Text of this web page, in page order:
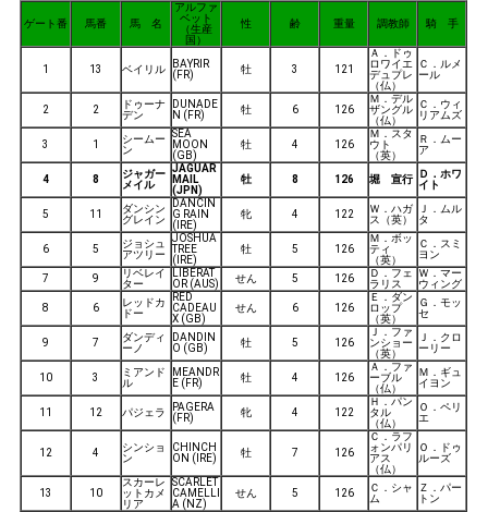
ゲート番 馬番 馬 名
アルファ
ベット
（生産
国）
性 齢 重量 調教師 騎 手
1 13 ベイリル
BAYRIR
(FR)
牡 3 121
Ａ．ドゥ
ロワイエ
デュプレ
（仏）
Ｃ．ルメ
ール
2 2
ドゥーナ
デン
DUNADE
N (FR)
牡 6 126
Ｍ．デル
ザングル
（仏）
Ｃ．ウィ
リアムズ
3 1
シームー
ン
SEA
MOON
(GB)
牡 4 126
Ｍ．スタ
ウト
（英）
Ｒ．ムー
ア
4 8
ジャガー
メイル
JAGUAR
MAIL
(JPN)
牡 8 126 堀 宣行
Ｄ．ホワ
イト
5 11
ダンシン
グレイン
DANCIN
G RAIN
(IRE)
牝 4 122
Ｗ．ハガ
ス（英）
Ｊ．ムル
タ
6 5
ジョシュ
アツリー
JOSHUA
TREE
(IRE)
牡 5 126
Ｍ．ボッ
ティ
（英）
Ｃ．スミ
ヨン
7
9
リベレイ
ター
LIBERAT
OR (AUS)
せん 5 126
Ｄ．フェ
ラリス
Ｗ．マー
ウィング
8
6
レッドカ
ドー
RED
CADEAU
X (GB)
せん 6 126
Ｅ．ダン
ロップ
（英）
Ｇ．モッ
セ
9 7
ダンディ
ーノ
DANDIN
O (GB)
牡 5 126
Ｊ．ファ
ンショー
（英）
Ｊ．クロ
ーリー
10 3
ミアンド
ル
MEANDR
E (FR)
牡 4 126
Ａ．ファ
ーブル
（仏）
Ｍ．ギュ
イヨン
11 12 パジェラ
PAGERA
(FR)
牝 4 122
Ｈ．パン
タル
（仏）
Ｏ．ペリ
エ
12 4
シンショ
ン
CHINCH
ON (IRE)
牡 7 126
Ｃ．ラフ
ォンパリ
アス
（仏）
Ｏ．ドゥ
ルーズ
13 10
スカーレ
ットカメ
リア
SCARLET
CAMELLI
A (NZ)
せん 5 126
Ｃ．シャ
ム
Ｚ．パー
トン